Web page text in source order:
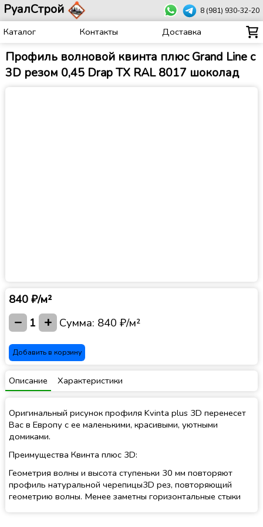
РуалСтрой 8 (981) 930-32-20
Каталог Контакты Доставка
Профиль волновой квинта плюс Grand Line c
3D резом 0,45 Drap TX RAL 8017 шоколад
840 ₽/м²
− 1 + Сумма: 840 ₽/м²
Добавить в корзину
Описание Характеристики
Оригинальный рисунок профиля Kvinta plus 3D перенесет
Вас в Европу с ее маленькими, красивыми, уютными
домиками.
Преимущества Квинта плюс 3D:
Геометрия волны и высота ступеньки 30 мм повторяют
профиль натуральной черепицы3D рез, повторяющий
геометрию волны. Менее заметны горизонтальные стыки